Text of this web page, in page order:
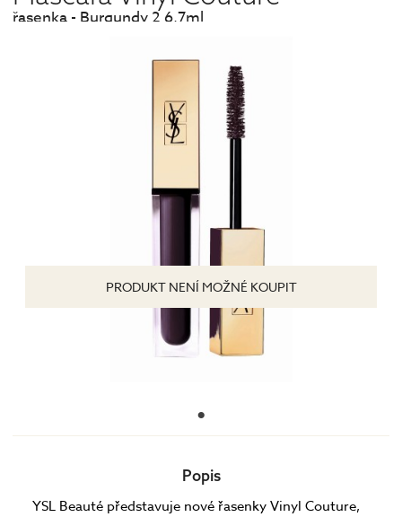
řasenka - Burgundy 2 6,7ml
PRODUKT NENÍ MOŽNÉ KOUPIT
Popis
YSL Beauté představuje nové řasenky Vinyl Couture,